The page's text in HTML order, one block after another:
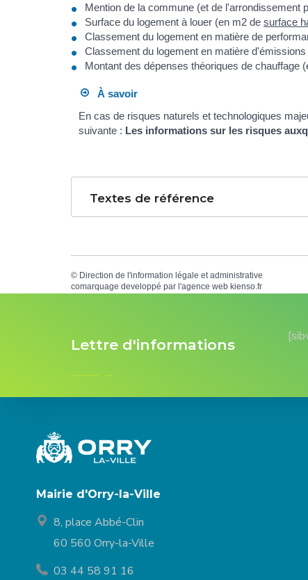
Mention de la commune (et de l'arrondissement
Surface du logement à louer (en m2 de surface
Classement du logement en matière de
Classement du logement en matière
Montant des dépenses théoriques de chauffage
À savoir
En cas de risques naturels et technologiques
suivante : Les informations sur les risques
Textes de référence
© Direction de l'information légale et administrative
comarquage developpé par l'agence web kienso.fr
Lettre d'informations
Mairie d'Orry-la-Ville
8, place Abbé-Clin
60 560 Orry-la-Ville
03 44 58 91 16